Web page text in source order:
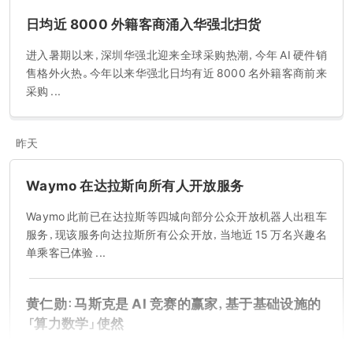
日均近 8000 外籍客商涌入华强北扫货
进入暑期以来，深圳华强北迎来全球采购热潮，今年 AI 硬件销
售格外火热。今年以来华强北日均有近 8000 名外籍客商前来
采购 ...
昨天
Waymo 在达拉斯向所有人开放服务
Waymo 此前已在达拉斯等四城向部分公众开放机器人出租车
服务，现该服务向达拉斯所有公众开放，当地近 15 万名兴趣名
单乘客已体验 ...
黄仁勋：马斯克是 AI 竞赛的赢家，基于基础设施的
「算力数学」使然